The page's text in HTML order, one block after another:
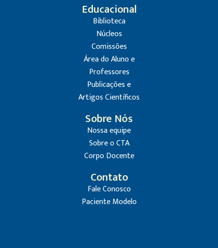
Educacional
Biblioteca
Núcleos
Comissões
Área do Aluno e
Professores
Publicações e
Artigos Científicos
Sobre Nós
Nossa equipe
Sobre o CTA
Corpo Docente
Contato
Fale Conosco
Paciente Modelo